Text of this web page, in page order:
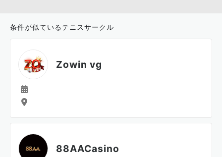
条件が似ているテニスサークル
Zowin vg
88AACasino